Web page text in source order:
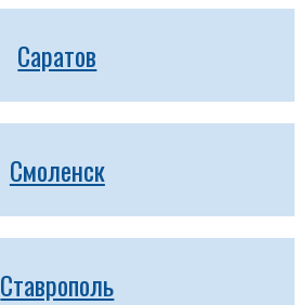
Саратов
Смоленск
Ставрополь